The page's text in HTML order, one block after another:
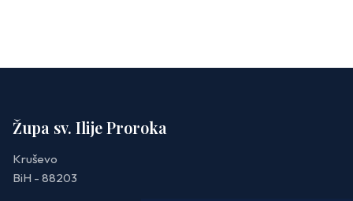
Župa sv. Ilije Proroka
Kruševo
BiH - 88203